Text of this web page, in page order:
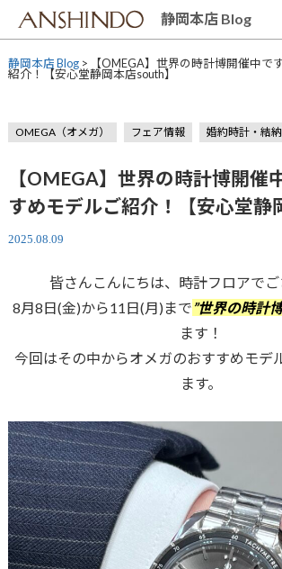
content
静岡本店 Blog
静岡本店 Blog> 【OMEGA】世界の時計博開催中で
紹介！【安心堂静岡本店south】
OMEGA（オメガ） フェア情報 婚約時計・結
【OMEGA】世界の時計博開催
すめモデルご紹介！【安心堂静
2025.08.09
皆さんこんにちは、時計フロアで
8月8日(金)から11日(月)まで”世界の時計
ます！
今回はその中からオメガのおすすめモデ
ます。